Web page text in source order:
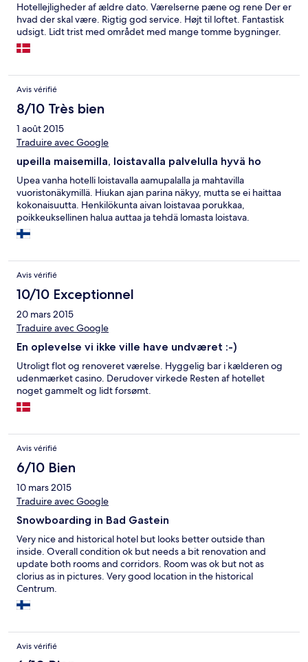
Hotellejligheder af ældre dato. Værelserne pæne og rene Der er
hvad der skal være. Rigtig god service. Højt til loftet. Fantastisk
udsigt. Lidt trist med området med mange tomme bygninger.
Avis vérifié
8/10 Très bien
1 août 2015
Traduire avec Google
upeilla maisemilla, loistavalla palvelulla hyvä ho
Upea vanha hotelli loistavalla aamupalalla ja mahtavilla
vuoristonäkymillä. Hiukan ajan parina näkyy, mutta se ei haittaa
kokonaisuutta. Henkilökunta aivan loistavaa porukkaa,
poikkeuksellinen halua auttaa ja tehdä lomasta loistava.
Avis vérifié
10/10 Exceptionnel
20 mars 2015
Traduire avec Google
En oplevelse vi ikke ville have undværet :-)
Utroligt flot og renoveret værelse. Hyggelig bar i kælderen og
udenmærket casino. Derudover virkede Resten af hotellet
noget gammelt og lidt forsømt.
Avis vérifié
6/10 Bien
10 mars 2015
Traduire avec Google
Snowboarding in Bad Gastein
Very nice and historical hotel but looks better outside than
inside. Overall condition ok but needs a bit renovation and
update both rooms and corridors. Room was ok but not as
clorius as in pictures. Very good location in the historical
Centrum.
Avis vérifié